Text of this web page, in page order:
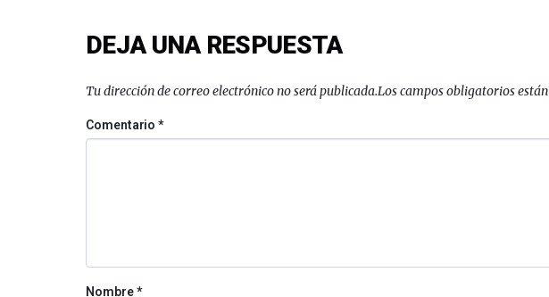
DEJA UNA RESPUESTA
Tu dirección de correo electrónico no será publicada.Los campos obligatorios
Comentario*
Nombre*